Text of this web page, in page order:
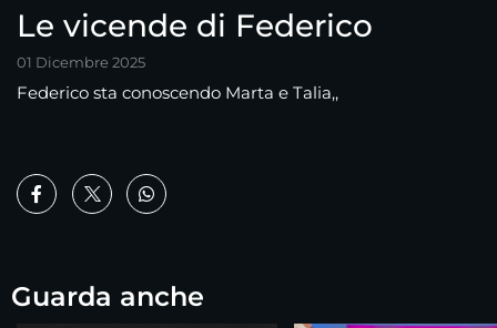
Le vicende di Federico
01 Dicembre 2025
Federico sta conoscendo Marta e Talia,,
Guarda anche